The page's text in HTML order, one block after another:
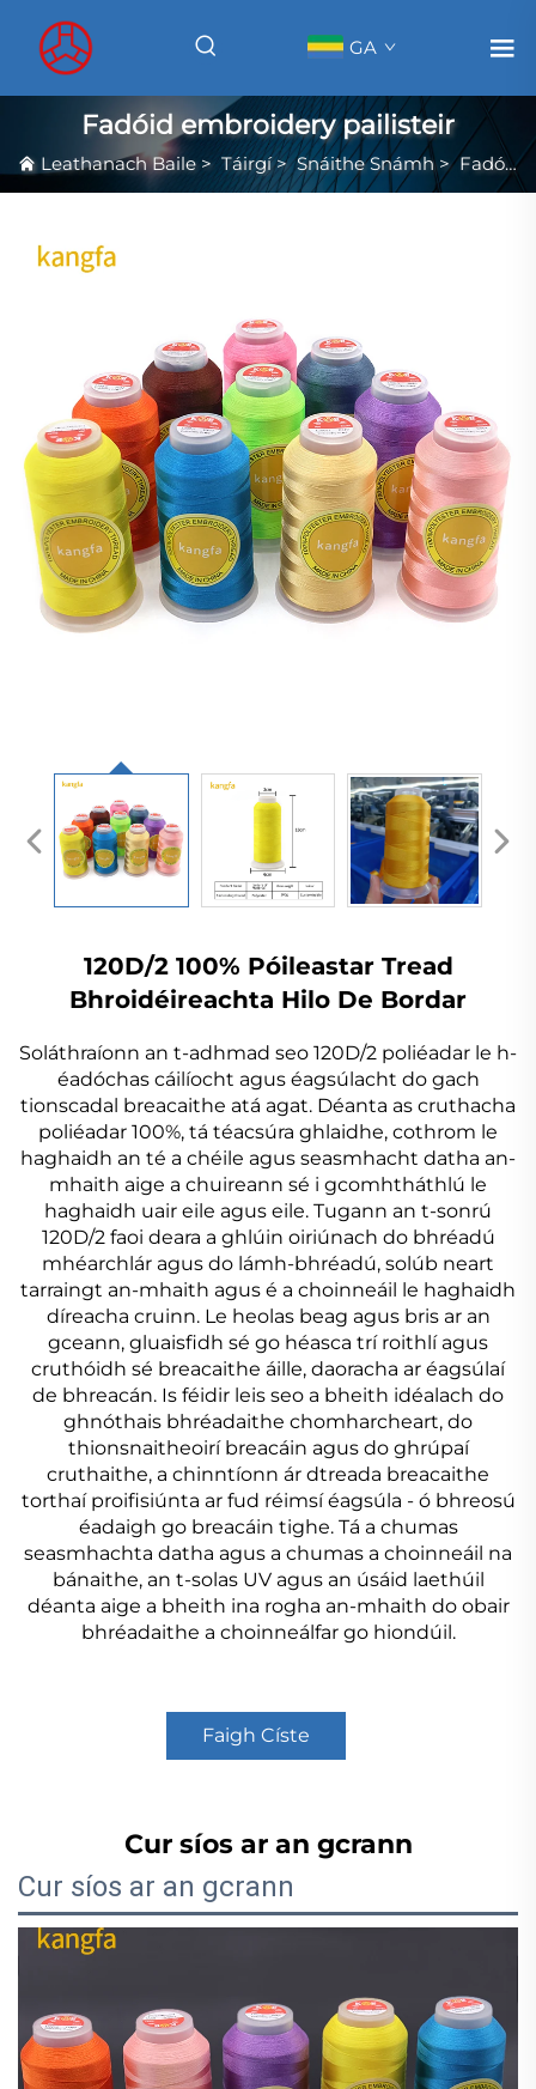
GA
Fadóid embroidery pailisteir
Leathanach Baile> Táirgí>Snáithe Snámh>Fadóid embroidery pailisteir
120D/2 100% Póileastar Tread
Bhroidéireachta Hilo De Bordar
Soláthraíonn an t-adhmad seo 120D/2 poliéadar le h-
éadóchas cáilíocht agus éagsúlacht do gach
tionscadal breacaithe atá agat. Déanta as cruthacha
poliéadar 100%, tá téacsúra ghlaidhe, cothrom le
haghaidh an té a chéile agus seasmhacht datha an-
mhaith aige a chuireann sé i gcomhtháthlú le
haghaidh uair eile agus eile. Tugann an t-sonrú
120D/2 faoi deara a ghlúin oiriúnach do bhréadú
mhéarchlár agus do lámh-bhréadú, solúb neart
tarraingt an-mhaith agus é a choinneáil le haghaidh
díreacha cruinn. Le heolas beag agus bris ar an
gceann, gluaisfidh sé go héasca trí roithlí agus
cruthóidh sé breacaithe áille, daoracha ar éagsúlaí
de bhreacán. Is féidir leis seo a bheith idéalach do
ghnóthais bhréadaithe chomharcheart, do
thionsnaitheoirí breacáin agus do ghrúpaí
cruthaithe, a chinntíonn ár dtreada breacaithe
torthaí proifisiúnta ar fud réimsí éagsúla - ó bhreosú
éadaigh go breacáin tighe. Tá a chumas
seasmhachta datha agus a chumas a choinneáil na
bánaithe, an t-solas UV agus an úsáid laethúil
déanta aige a bheith ina rogha an-mhaith do obair
bhréadaithe a choinneálfar go hiondúil.
Faigh Císte
Cur síos ar an gcrann
Cur síos ar an gcrann